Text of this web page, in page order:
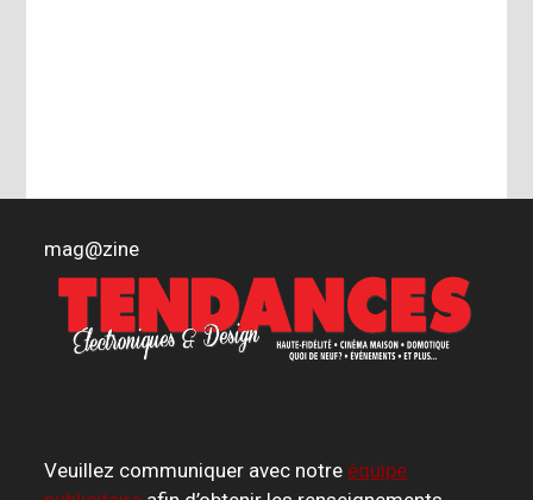
mag@zine
Veuillez communiquer avec notre équipe